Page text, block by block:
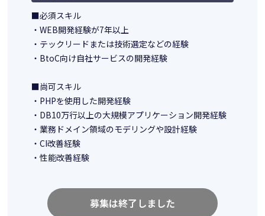
■必須スキル
・WEB開発経験が7年以上
・テックリードまたは技術選定などの経験
・BtoC向け自社サービスの開発経験
■尚可スキル
・PHPを使用した開発経験
・DB10万行以上の大規模アプリケーション開発経験
・業務ドメイン領域のモデリングや設計経験
・CI改善経験
・性能改善経験
募集は終了しました